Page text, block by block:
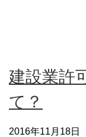
建設業許
て？
2016年11月18日